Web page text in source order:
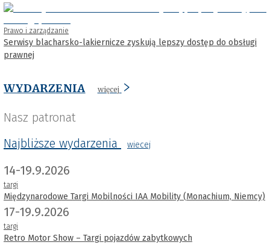
Prawo i zarządzanie
Serwisy blacharsko-lakiernicze zyskują lepszy dostęp do obsługi
prawnej
WYDARZENIA więcej
Nasz patronat
Najbliższe wydarzenia
wiecej
14-19.9.2026
targi
Międzynarodowe Targi Mobilności IAA Mobility (Monachium, Niemcy)
17-19.9.2026
targi
Retro Motor Show – Targi pojazdów zabytkowych